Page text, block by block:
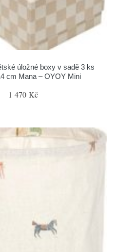
úložné boxy v sadě 3 ks
cm Mana – OYOY Mini
1 470 Kč